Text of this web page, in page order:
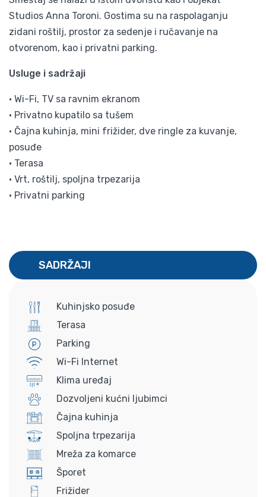
Studios Anna Toroni. Gostima su na raspolaganju
zidani roštilj, prostor za sedenje i ručavanje na
otvorenom, kao i privatni parking.
Usluge i sadržaji
• Wi-Fi, TV sa ravnim ekranom
• Privatno kupatilo sa tušem
• Čajna kuhinja, mini frižider, dve ringle za kuvanje,
posuđe
• Terasa
• Vrt, roštilj, spoljna trpezarija
• Privatni parking
SADRŽAJI
Kuhinjsko posuđe
Terasa
Parking
Wi-Fi Internet
Klima uređaj
Dozvoljeni kućni ljubimci
Čajna kuhinja
Spoljna trpezarija
Mreža za komarce
Šporet
Frižider